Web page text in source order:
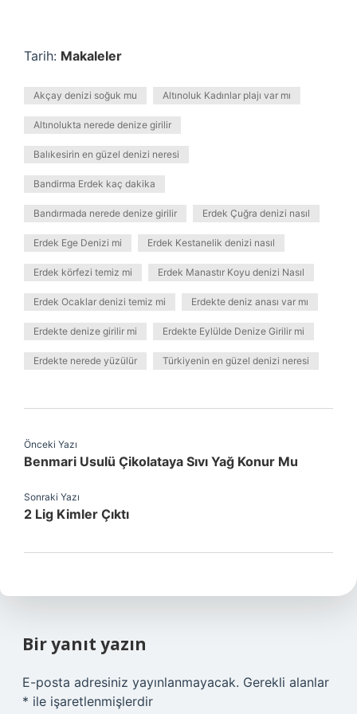
Tarih: Makaleler
Akçay denizi soğuk mu Altınoluk Kadınlar plajı var mı
Altınolukta nerede denize girilir
Balıkesirin en güzel denizi neresi
Bandirma Erdek kaç dakika
Bandırmada nerede denize girilir Erdek Çuğra denizi nasıl
Erdek Ege Denizi mi Erdek Kestanelik denizi nasıl
Erdek körfezi temiz mi Erdek Manastır Koyu denizi Nasıl
Erdek Ocaklar denizi temiz mi Erdekte deniz anası var mı
Erdekte denize girilir mi Erdekte Eylülde Denize Girilir mi
Erdekte nerede yüzülür Türkiyenin en güzel denizi neresi
Önceki Yazı
Benmari Usulü Çikolataya Sıvı Yağ Konur Mu
Sonraki Yazı
2 Lig Kimler Çıktı
Bir yanıt yazın
E-posta adresiniz yayınlanmayacak. Gerekli alanlar
* ile işaretlenmişlerdir